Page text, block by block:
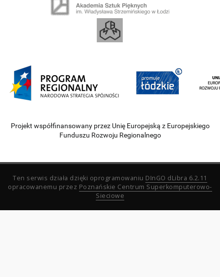
Projekt współfinansowany przez Unię Europejską z Europejskiego
Funduszu Rozwoju Regionalnego
Ten serwis działa dzięki oprogramowaniu DInGO dLibra 6.2.11
opracowanemu przez Poznańskie Centrum Superkomputerowo-
Sieciowe